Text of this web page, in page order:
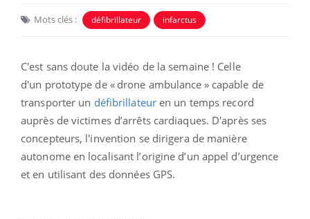
Mots clés : défibrillateur infarctus
C'est sans doute la vidéo de la semaine ! Celle
d'un prototype de « drone ambulance » capable de
transporter un défibrillateuren un temps record
auprès de victimes d’arrêts cardiaques. D'après ses
concepteurs, l'invention se dirigera de manière
autonome en localisant l’origine d’un appel d’urgence
et en utilisant des données GPS.